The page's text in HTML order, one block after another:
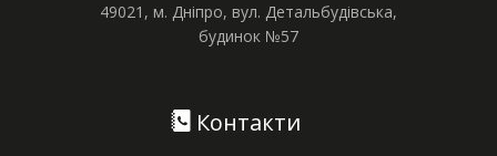
49021, м. Дніпро, вул. Детальбудівська,
будинок №57
Контакти